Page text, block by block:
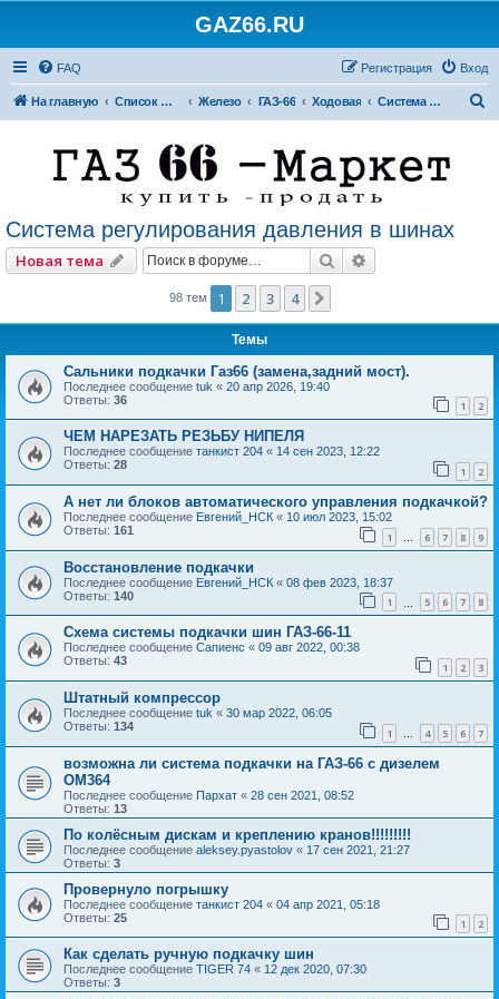
GAZ66.RU
FAQ Вход
Регистрация
На главную Список форумов Железо ГАЗ-66 Ходовая Система регулирования давления в шинах
Система регулирования давления в шинах
Новая тема Поиск
98 тем 1 2 3 4
Темы
Сальники подкачки Газ66 (замена,задний мост).
Последнее сообщение tuk « 20 апр 2026, 19:40
Ответы: 36 1 2
ЧЕМ НАРЕЗАТЬ РЕЗЬБУ НИПЕЛЯ
Последнее сообщение танкист 204 « 14 сен 2023, 12:22
Ответы: 28 1 2
А нет ли блоков автоматического управления подкачкой?
Последнее сообщение Евгений_НСК « 10 июл 2023, 15:02
Ответы: 161 1 … 6 7 8 9
Восстановление подкачки
Последнее сообщение Евгений_НСК « 08 фев 2023, 18:37
Ответы: 140 1 5 6 7 8
Схема системы подкачки шин ГАЗ-66-11
Последнее сообщение Сапиенс « 09 авг 2022, 00:38
Ответы: 43 1 2 3
Штатный компрессор
Последнее сообщение tuk « 30 мар 2022, 06:05
Ответы: 134 1 4 5 6 7
возможна ли система подкачки на ГАЗ-66 с дизелем
ОМ364
Последнее сообщение Пархат « 28 сен 2021, 08:52
Ответы: 13
По колёсным дискам и креплению кранов!!!!!!!!!
Последнее сообщение aleksey.pyastolov « 17 сен 2021, 21:27
Ответы: 3
Провернуло погрышку
Последнее сообщение танкист 204 « 04 апр 2021, 05:18
Ответы: 25 1 2
Как сделать ручную подкачку шин
Последнее сообщение TIGER 74 « 12 дек 2020, 07:30
Ответы: 3